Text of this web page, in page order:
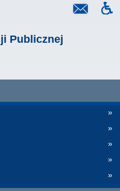
Publicznej
»
»
»
»
»